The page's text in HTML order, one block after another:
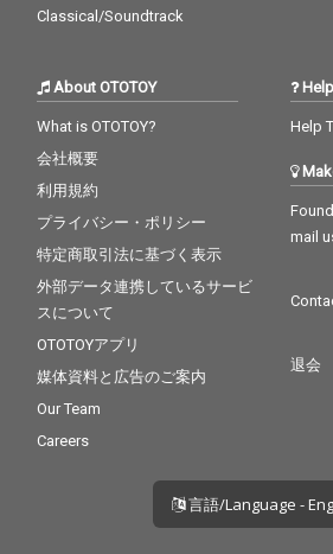
Classical/Soundtrack
About OTOTOY
What is OTOTOY?
会社概要
利用規約
プライバシー・ポリシー
特定商取引法に基づく表示
外部データ連携しているサービ
スについて
OTOTOYアプリ
媒体資料と広告のご案内
Our Team
Careers
Help
Help
mail
退会
言語/Language -